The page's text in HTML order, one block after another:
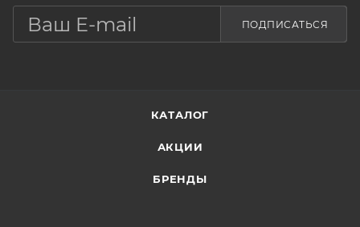
ПОДПИСАТЬСЯ
КАТАЛОГ
АКЦИИ
БРЕНДЫ